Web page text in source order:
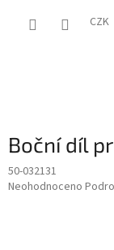
CZK
Boční díl
50-032131
Průměrné
Neohodnoceno